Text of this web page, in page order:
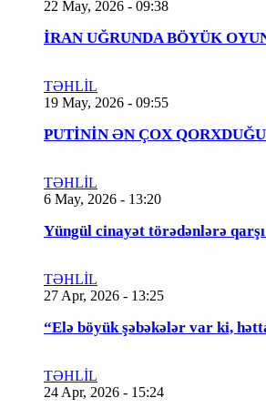
22 May, 2026 - 09:38
İRAN UĞRUNDA BÖYÜK
TƏHLİL
19 May, 2026 - 09:55
PUTİNİN ƏN ÇOX
TƏHLİL
6 May, 2026 - 13:20
Yüngül cinayət törədənlərə
TƏHLİL
27 Apr, 2026 - 13:25
“Elə böyük şəbəkələr var ki,
TƏHLİL
24 Apr, 2026 - 15:24